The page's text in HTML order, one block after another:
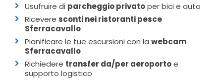
Usufruire di parcheggio privatoper bici e auto
Ricevere sconti nei ristoranti pesce
Sferracavallo
Pianificare le tue escursioni con la webcam
Sferracavallo
Richiedere transfer da/per aeroportoe
supporto logistico